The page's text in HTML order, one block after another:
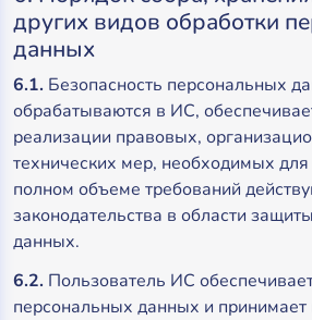
других видов обработки
данных
6.1. Безопасность персональных
обрабатываются в ИС,
реализации правовых,
технических мер, необходимых
полном объеме требований
законодательства в области
данных.
6.2. Пользователь ИС
персональных данных и